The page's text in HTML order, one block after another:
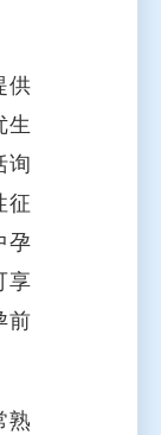
供
生
询
征
孕
享
前
熟